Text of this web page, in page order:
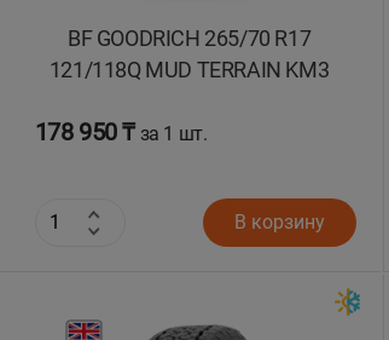
BF GOODRICH 265/70 R17
121/118Q MUD TERRAIN KM3
178 950 ₸за 1 шт.
В корзину